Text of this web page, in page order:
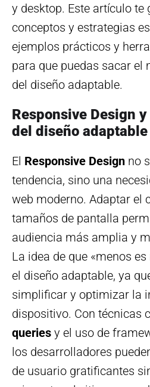
y desktop. Este artículo te
conceptos y estrategias
ejemplos prácticos y
para que puedas sacar el
del diseño adaptable.
Responsive Design
del diseño adaptable
El Responsive Design no
tendencia, sino una
web moderno. Adaptar el
tamaños de pantalla
audiencia más amplia y
La idea de que «menos
el diseño adaptable, ya
simplificar y optimizar la
dispositivo. Con técnicas
queries y el uso de
los desarrolladores
de usuario gratificantes